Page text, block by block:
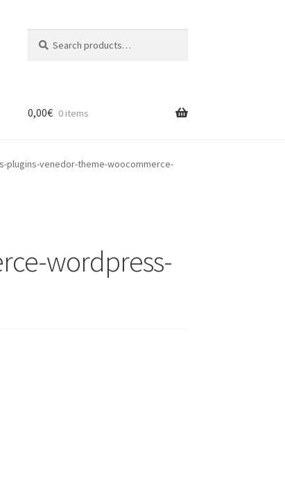
for:
0,00€ 0 items
plugins-venedor-theme-woocommerce-
wordpress-